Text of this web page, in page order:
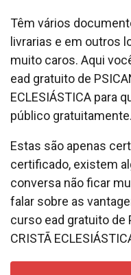
Têm vários
livrarias e em outros
muito caros. Aqui
ead gratuito de
ECLESIÁSTICA para
público gratuitamente.
Estas são apenas
certificado, existem
conversa não ficar
falar sobre as
curso ead gratuito de
CRISTÃ